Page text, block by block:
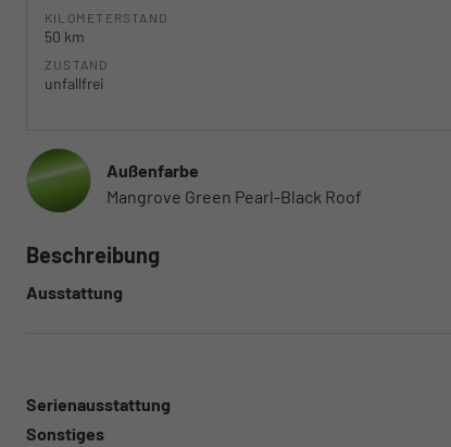
KILOMETERSTAND
50 km
ZUSTAND
unfallfrei
Außenfarbe
Mangrove Green Pearl-Black Roof
Beschreibung
Ausstattung
Serienausstattung
Sonstiges